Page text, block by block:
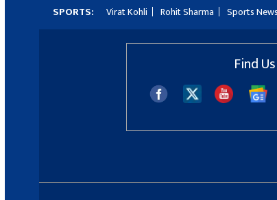
SPORTS: Virat Kohli Rohit Sharma Sports
Find